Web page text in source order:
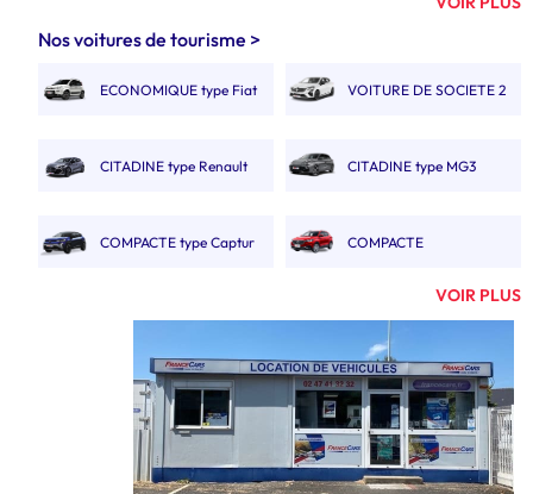
12M3
FOURGON 10M3 11M3
GRAND CAMION 20M3 CAMION 19M3
POLYVOLUME
CAMION AVEC HAYON
CAMION BENNE
DOUBLE CABINE
GRAND CAMION 30M3
CAMIONNETTE
ÉLECTRIQUE 2 À 3M3
FOURGON ÉLECTRIQUE
CAMION ÉLECTRIQUE
Nos voitures de tourisme >
ECONOMIQUE type Fiat VOITURE DE SOCIETE 2
CITADINE type Renault
CITADINE type MG3
COMPACTE type Captur COMPACTE
AUTOMATIQUE type MGZS
COMPACTE BREAK type
SUVA type Renault
Austral
MONOSPACE type Renault
MONOSPACE BOITE
AUTO
GRAND SUV type Nissan
MINIBUS 9 PLACES
VOIR PLUS